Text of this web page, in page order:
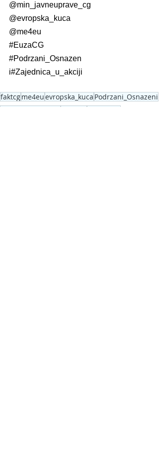
@min_javneuprave_cg
@evropska_kuca
@me4eu
#EuzaCG
#Podrzani_Osnazen
i#Zajednica_u_akciji
faktcgme4euevropska_kuca Podrzani_Osnazeni